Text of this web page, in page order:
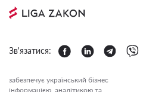
Зв'язатися:
забезпечує український бізнес
інформацією, аналітикою та